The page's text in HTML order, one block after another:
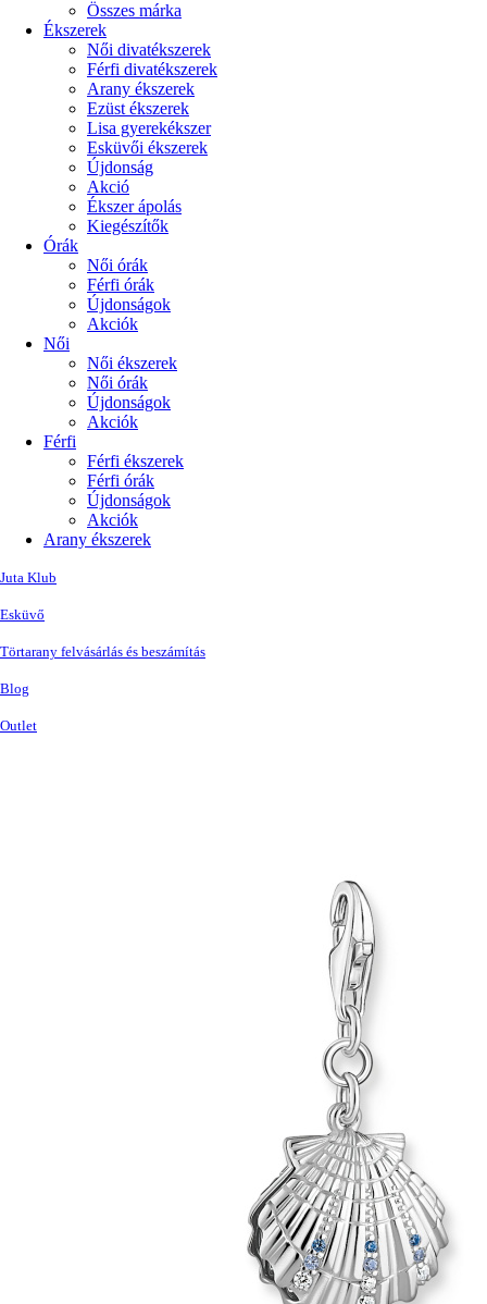
Összes márka
Ékszerek
Női divatékszerek
Férfi divatékszerek
Arany ékszerek
Ezüst ékszerek
Lisa gyerekékszer
Esküvői ékszerek
Újdonság
Akció
Ékszer ápolás
Kiegészítők
Órák
Női órák
Férfi órák
Újdonságok
Akciók
Női
Női ékszerek
Női órák
Újdonságok
Akciók
Férfi
Férfi ékszerek
Férfi órák
Újdonságok
Akciók
Arany ékszerek
Juta Klub
Esküvő
Törtarany felvásárlás és beszámítás
Blog
Outlet